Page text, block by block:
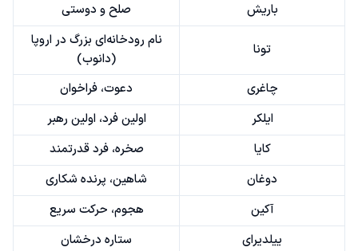
باریش
صلح و دوستی
تونا
نام رودخانه‌ای بزرگ در اروپا
(دانوب)
چاغری
دعوت، فراخوان
ایلکر
اولین فرد، اولین رهبر
کایا
صخره، فرد قدرتمند
دوغان
شاهین، پرنده شکاری
آکین
هجوم، حرکت سریع
ییلدیرای
ستاره درخشان